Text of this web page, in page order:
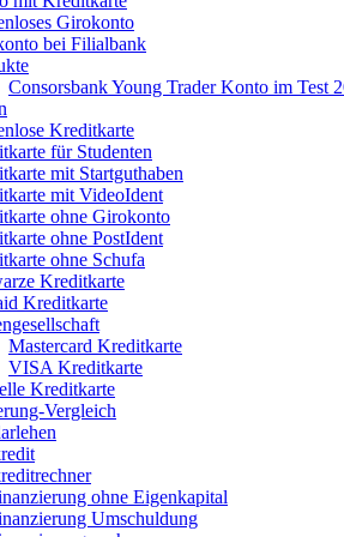
Girokonto
bei Filialbank
Consorsbank Young Trader Konto im Test
Kreditkarte
für Studenten
mit Startguthaben
mit VideoIdent
ohne Girokonto
ohne PostIdent
ohne Schufa
Kreditkarte
Kreditkarte
Mastercard Kreditkarte
VISA Kreditkarte
Kreditkarte
Vergleich
ohne Eigenkapital
Umschuldung